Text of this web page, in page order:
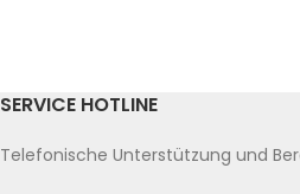
SERVICE HOTLINE
Telefonische Unterstützung und